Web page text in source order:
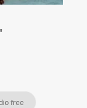
free